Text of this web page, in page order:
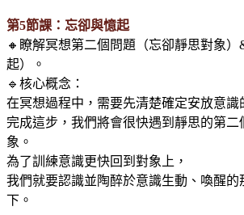
第5節課：忘卻與憶起
🔸瞭解冥想第二個問題（忘卻靜思對象
起）。
🔹核心概念：
在冥想過程中，需要先清楚確定安放意識
完成這步，我們將會很快遇到靜思的第二
象。
為了訓練意識更快回到對象上，
我們就要認識並陶醉於意識生動、喚醒的
下。